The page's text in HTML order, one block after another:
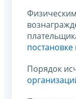
постановке
Порядок